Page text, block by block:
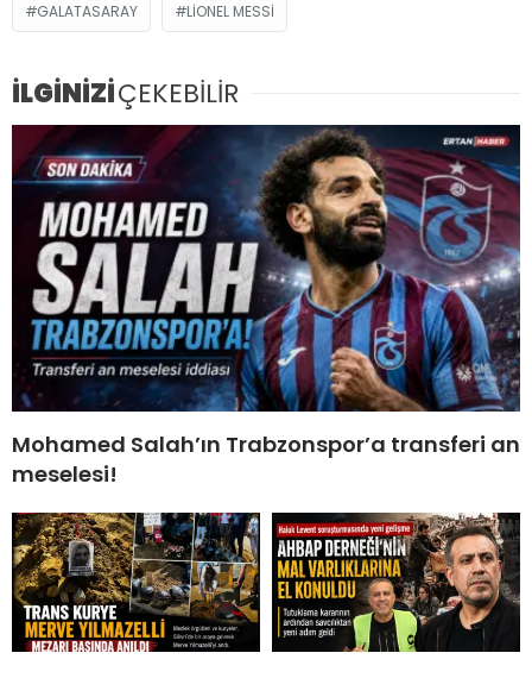
GALATASARAY LIONEL MESSI
İLGİNİZİÇEKEBİLİR
Mohamed Salah’ın Trabzonspor’a transferi an
meselesi!